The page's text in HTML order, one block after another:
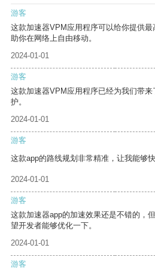
游客
这款加速器VPM应用程序可以给你提供
助你在网络上自由移动。
2024-01-01
游客
这款加速器VPM应用程序已经为我们带
护。
2024-01-01
游客
这款app的路线规划非常精准，让我能够快
2024-01-01
游客
这款加速器app的加速效果还是不错的，
望开发者能够优化一下。
2024-01-01
游客